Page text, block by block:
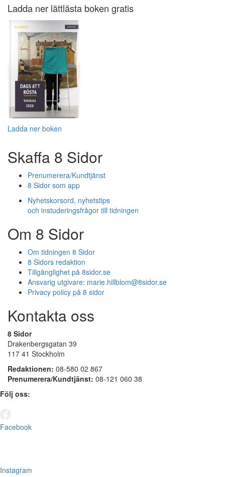
Ladda ner lättlästa boken gratis
Ladda ner boken
Skaffa 8 Sidor
Prenumerera/Kundtjänst
8 Sidor som app
Nyhetskorsord, nyhetstips
och instuderingsfrågor till tidningen
Om 8 Sidor
Om tidningen 8 Sidor
8 Sidors redaktion
Tillgänglighet på 8sidor.se
Ansvarig utgivare: marie.hillblom@8sidor.se
Privacy policy på 8 sidor
Kontakta oss
8 Sidor
Drakenbergsgatan 39
117 41 Stockholm
Redaktionen: 08-580 02 867
Prenumerera/Kundtjänst: 08-121 060 38
Följ oss:
Facebook
Instagram